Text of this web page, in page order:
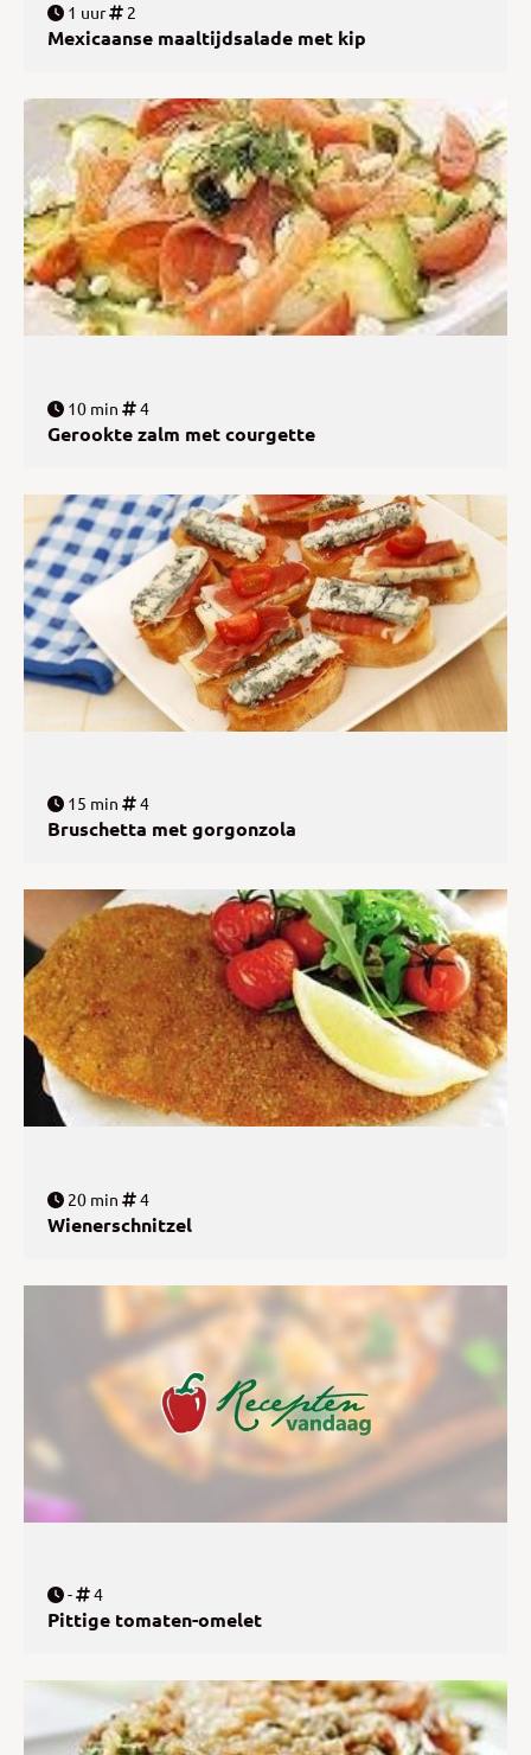
1 uur 2
Mexicaanse maaltijdsalade met kip
10 min 4
Gerookte zalm met courgette
15 min 4
Bruschetta met gorgonzola
20 min 4
Wienerschnitzel
- 4
Pittige tomaten-omelet